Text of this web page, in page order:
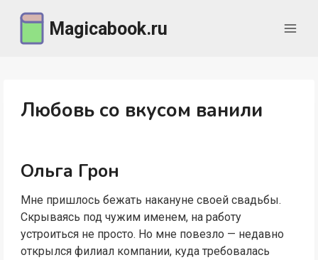
содержимому
Magicabook.ru
Любовь со вкусом ванили
Ольга Грон
Мне пришлось бежать накануне своей свадьбы.
Скрываясь под чужим именем, на работу
устроиться не просто. Но мне повезло — недавно
открылся филиал компании, куда требовалась